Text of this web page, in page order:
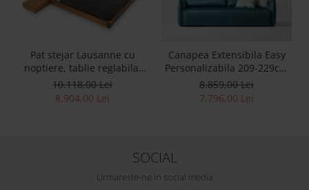
Pat stejar Lausanne cu
noptiere, tablie reglabila,
lemn masiv, stil
contemporan,
10.118,00 Lei
8.904,00 Lei
Canapea Extensibila Easy
Personalizabila 209-229cm
Stil Contemporan Tapiterie
Stofa
8.859,00 Lei
7.796,00 Lei
SOCIAL
Urmareste-ne in social media